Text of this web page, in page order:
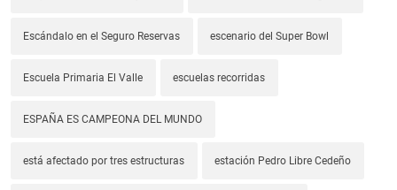
Escándalo en el Seguro Reservas escenario del Super Bowl
Escuela Primaria El Valle escuelas recorridas
ESPAÑA ES CAMPEONA DEL MUNDO
está afectado por tres estructuras estación Pedro Libre Cedeño